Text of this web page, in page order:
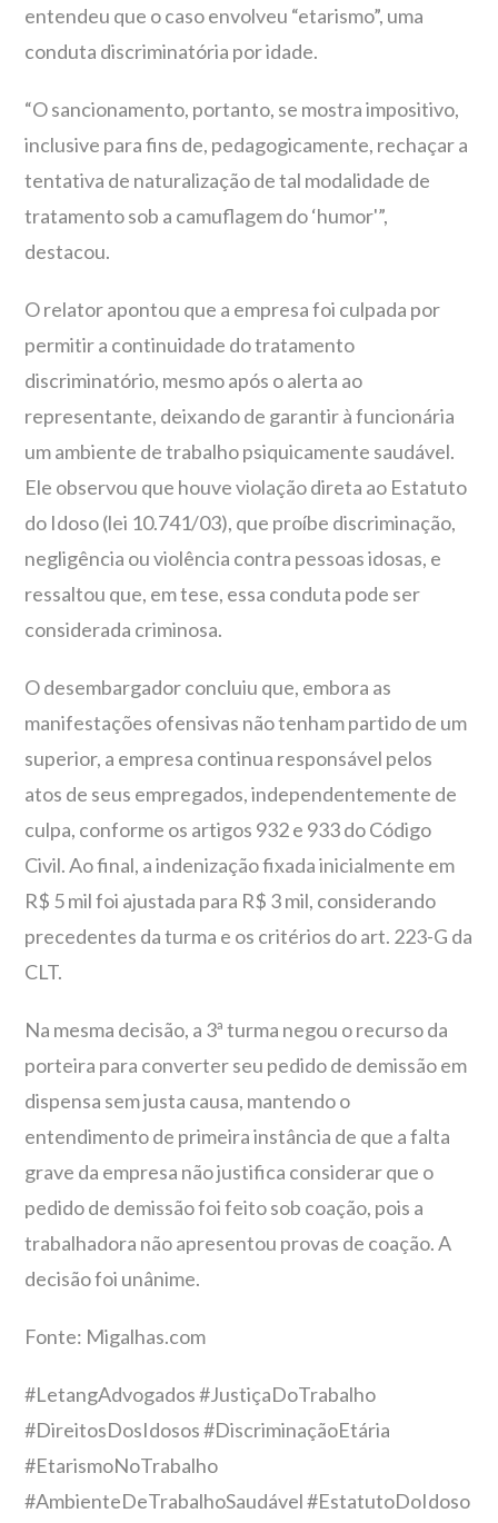
entendeu que o caso envolveu “etarismo”, uma
conduta discriminatória por idade.
“O sancionamento, portanto, se mostra impositivo,
inclusive para fins de, pedagogicamente, rechaçar a
tentativa de naturalização de tal modalidade de
tratamento sob a camuflagem do ‘humor'”,
destacou.
O relator apontou que a empresa foi culpada por
permitir a continuidade do tratamento
discriminatório, mesmo após o alerta ao
representante, deixando de garantir à funcionária
um ambiente de trabalho psiquicamente saudável.
Ele observou que houve violação direta ao Estatuto
do Idoso (lei 10.741/03), que proíbe discriminação,
negligência ou violência contra pessoas idosas, e
ressaltou que, em tese, essa conduta pode ser
considerada criminosa.
O desembargador concluiu que, embora as
manifestações ofensivas não tenham partido de um
superior, a empresa continua responsável pelos
atos de seus empregados, independentemente de
culpa, conforme os artigos 932 e 933 do Código
Civil. Ao final, a indenização fixada inicialmente em
R$ 5 mil foi ajustada para R$ 3 mil, considerando
precedentes da turma e os critérios do art. 223-G da
CLT.
Na mesma decisão, a 3ª turma negou o recurso da
porteira para converter seu pedido de demissão em
dispensa sem justa causa, mantendo o
entendimento de primeira instância de que a falta
grave da empresa não justifica considerar que o
pedido de demissão foi feito sob coação, pois a
trabalhadora não apresentou provas de coação. A
decisão foi unânime.
Fonte: Migalhas.com
#LetangAdvogados #JustiçaDoTrabalho
#DireitosDosIdosos #DiscriminaçãoEtária
#EtarismoNoTrabalho
#AmbienteDeTrabalhoSaudável #EstatutoDoIdoso